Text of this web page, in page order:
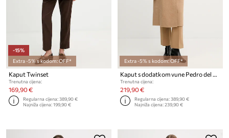
-15%
Extra -5% s kodom: OFF*
Kaput Twinset
Trenutna cijena:
169,90 €
Regularna cijena:389,90 €
Najniža cijena:199,90 €
Extra -5% s kodom: OFF*
Kaput s dodatkom vune Pedro del Hierro
Trenutna cijena:
219,90 €
Regularna cijena:389,90 €
Najniža cijena:239,90 €